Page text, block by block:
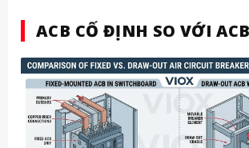
ACB CỐ ĐỊNH SO VỚI